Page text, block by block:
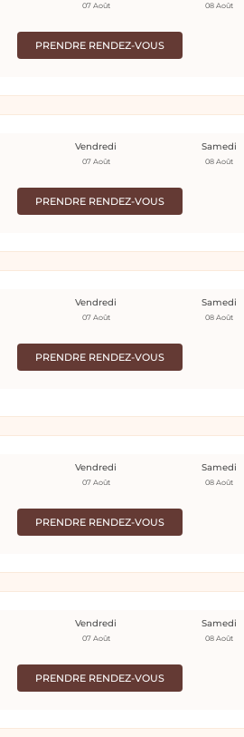
PRENDRE RENDEZ-VOUS
07 Août 08 Août
PRENDRE RENDEZ-VOUS
Vendredi
07 Août
Samedi
08 Août
PRENDRE RENDEZ-VOUS
Vendredi
07 Août
Samedi
08 Août
PRENDRE RENDEZ-VOUS
Vendredi
07 Août
Samedi
08 Août
PRENDRE RENDEZ-VOUS
Vendredi
07 Août
Samedi
08 Août